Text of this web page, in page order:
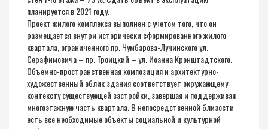
планируется в 2021 году.
Проект жилого комплекса выполнен с учетом того, что он
размещается внутри исторически сформированного жилого
квартала, ограниченного пр. Чумбарова-Лучинского ул.
Серафимовича – пр. Троицкий – ул. Иоанна Кронштадтского.
Объемно-пространственная композиция и архитектурно-
художественный облик здания соответствует окружающему
контексту существующей застройки, завершая и поддерживая
многоэтажную часть квартала. В непосредственной близости
есть все необходимые объекты социальной и культурной